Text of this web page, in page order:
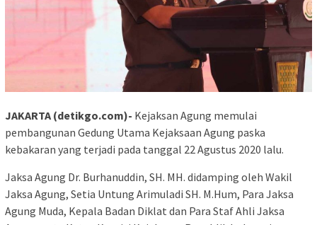
JAKARTA (detikgo.com)- Kejaksan Agung memulai
pembangunan Gedung Utama Kejaksaan Agung paska
kebakaran yang terjadi pada tanggal 22 Agustus 2020 lalu.
Jaksa Agung Dr. Burhanuddin, SH. MH. didamping oleh Wakil
Jaksa Agung, Setia Untung Arimuladi SH. M.Hum, Para Jaksa
Agung Muda, Kepala Badan Diklat dan Para Staf Ahli Jaksa